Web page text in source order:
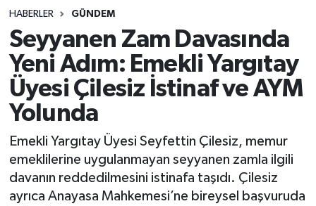
HABERLER GÜNDEM
Seyyanen Zam Davasında
Yeni Adım: Emekli Yargıtay
Üyesi Çilesiz İstinaf ve AYM
Yolunda
Emekli Yargıtay Üyesi Seyfettin Çilesiz, memur
emeklilerine uygulanmayan seyyanen zamla ilgili
davanın reddedilmesini istinafa taşıdı. Çilesiz
ayrıca Anayasa Mahkemesi’ne bireysel başvuruda
Siyaset
Spor
Yaşam
Son Dakika Haberleri
Haber Arşivi